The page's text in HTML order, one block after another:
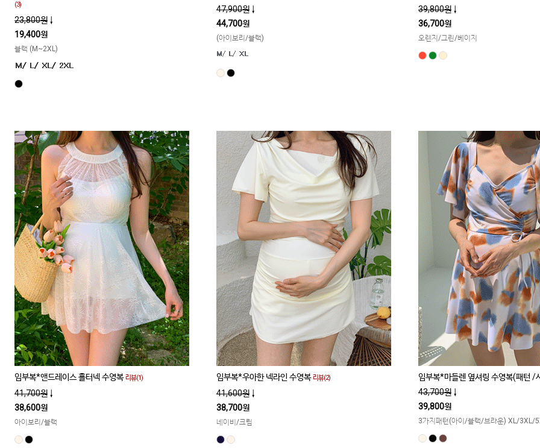
(3)
23,800원 ↓
19,400원
블랙 (M~2XL)
47,900원 ↓
44,700원
(아이보리/블랙)
39,800원 ↓
36,700원
오렌지/그린/베이지
임부복*앤드레이스 홀터넥 수영복리뷰(1)
41,700원 ↓
38,600원
아이보리/블랙
임부복*우아한 넥라인 수영복리뷰(2)
41,600원 ↓
38,700원
네이비/크림
임부복*마들렌 옆셔링 수영복(패턴 /
43,700원 ↓
39,800원
3가지패턴(아이/블랙/브라운) XL/3XL/